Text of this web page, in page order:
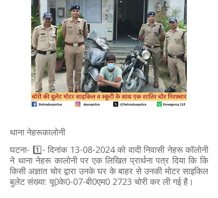
थाना नेहरूकालोनी
घटना- 1️⃣- दिनांक 13-08-2024 को वादी निवासी नेहरू कॉलोनी
ने थाना नेहरू कालोनी पर एक लिखित प्रार्थना पत्र दिया कि कि
किसी अज्ञात चोर द्वारा उनके घर के बाहर से उनकी मोटर साइकिल
बुलेट संख्या: यू0के0-07-बी0एम0 2723 चोरी कर ली गई है।